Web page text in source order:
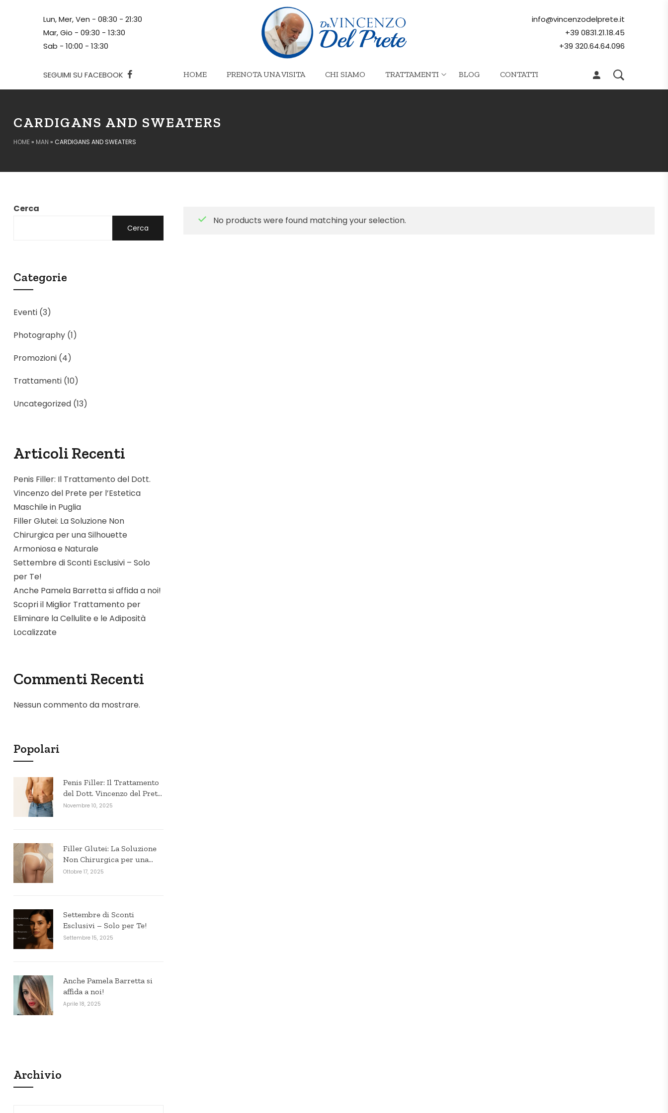
Lun, Mer, Ven - 08:30 - 21:30
Mar, Gio - 09:30 - 13:30
Sab - 10:00 - 13:30
info@vincenzodelprete.it
+39 0831.21.18.45
+39 320.64.64.096
SEGUIMI SU FACEBOOK HOME PRENOTA UNA VISITA CHI SIAMO TRATTAMENTI BLOG CONTATTI
CARDIGANS AND SWEATERS
HOME» MAN » CARDIGANS AND SWEATERS
Cerca
Cerca
Categorie
Eventi(3)
Photography(1)
Promozioni(4)
Trattamenti(10)
Uncategorized(13)
Articoli Recenti
Penis Filler: Il Trattamento del Dott.
Vincenzo del Prete per l’Estetica
Maschile in Puglia
Filler Glutei: La Soluzione Non
Chirurgica per una Silhouette
Armoniosa e Naturale
Settembre di Sconti Esclusivi – Solo
per Te!
Anche Pamela Barretta si affida a noi!
Scopri il Miglior Trattamento per
Eliminare la Cellulite e le Adiposità
Localizzate
Commenti Recenti
Nessun commento da mostrare.
Popolari
Penis Filler: Il Trattamento
del Dott. Vincenzo del Prete
per l’Estetica Maschile in
Novembre 10, 2025
Filler Glutei: La Soluzione
Non Chirurgica per una
Silhouette Armoniosa e
Ottobre 17, 2025
Settembre di Sconti
Esclusivi – Solo per Te!
Settembre 15, 2025
Anche Pamela Barretta si
affida a noi!
Aprile 18, 2025
Archivio
No products were found matching your selection.